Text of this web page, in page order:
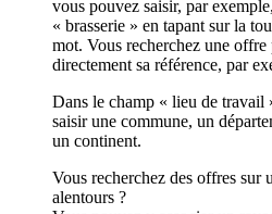
vous pouvez saisir, par
« brasserie » en tapant sur la
mot. Vous recherchez une offre
directement sa référence, par
Dans le champ « lieu de travail
saisir une commune, un
un continent.
Vous recherchez des offres sur
alentours ?